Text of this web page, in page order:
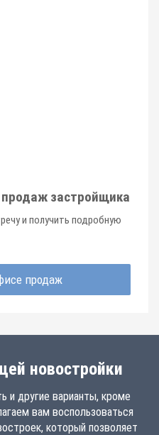
застройщика
и получить подробную
продаж
новостройки
и другие варианты, кроме
вам воспользоваться
который позволяет